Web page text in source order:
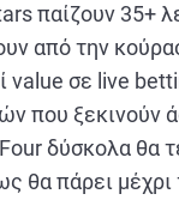
παίζουν 35+
από την
value σε live
που ξεκινούν
δύσκολα θα
θα πάρει μέχρι